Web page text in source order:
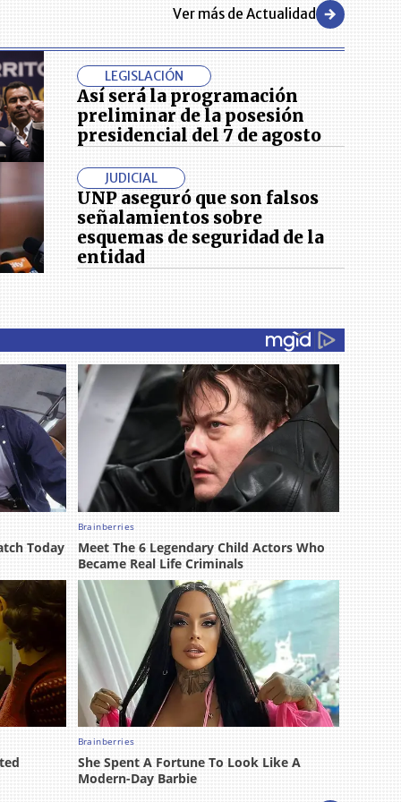
Ver más de Actualidad
LEGISLACIÓN
Así será la programación
preliminar de la posesión
presidencial del 7 de agosto
JUDICIAL
UNP aseguró que son falsos
señalamientos sobre
esquemas de seguridad de la
entidad